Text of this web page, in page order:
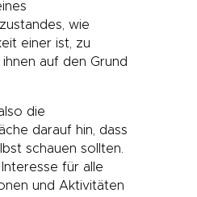
wie
einer ist, zu
auf den Grund
die
darauf hin, dass
schauen sollten.
für alle
und Aktivitäten